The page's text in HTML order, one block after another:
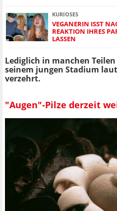
KURIOSES
VEGANERIN ISST
REAKTION IHRES
LASSEN
Lediglich in manchen
seinem jungen Stadium laut
verzehrt.
"Augen"-Pilze derzeit